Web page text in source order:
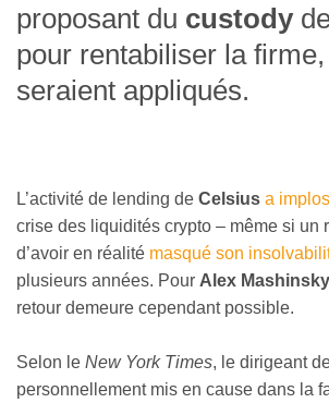
proposant du custody
pour rentabiliser la
seraient appliqués.
L’activité de lending de Celsius a
crise des liquidités crypto – même si un
d’avoir en réalité masqué son
plusieurs années. Pour Alex Mashinsky
retour demeure cependant possible.
Selon le New York Times, le dirigeant
personnellement mis en cause dans la